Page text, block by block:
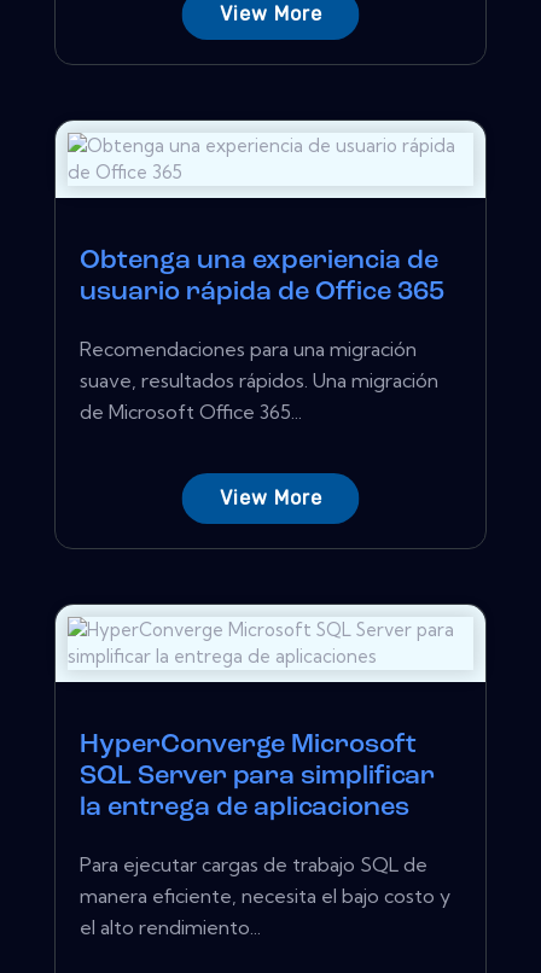
View More
Obtenga una experiencia de
usuario rápida de Office 365
Recomendaciones para una migración
suave, resultados rápidos. Una migración
de Microsoft Office 365...
View More
HyperConverge Microsoft
SQL Server para simplificar
la entrega de aplicaciones
Para ejecutar cargas de trabajo SQL de
manera eficiente, necesita el bajo costo y
el alto rendimiento...